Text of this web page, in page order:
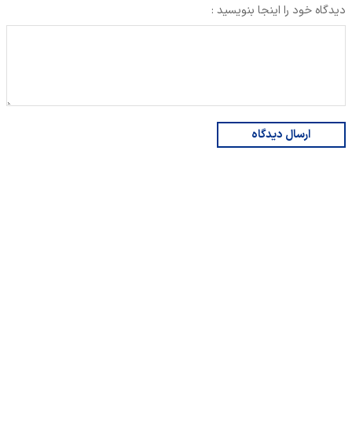
دیدگاه خود را اینجا بنویسید :
ارسال دیدگاه